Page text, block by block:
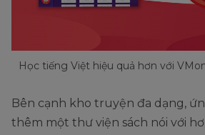
Học tiếng Việt hiệu quả hơn với
Bên cạnh kho truyện đa dạng,
thêm một thư viện sách nói với